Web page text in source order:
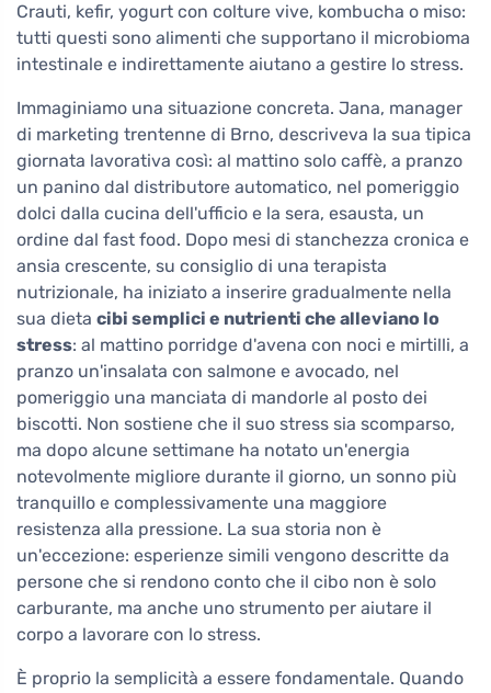
Crauti, kefir, yogurt con colture vive, kombucha o miso:
tutti questi sono alimenti che supportano il microbioma
intestinale e indirettamente aiutano a gestire lo stress.
Immaginiamo una situazione concreta. Jana, manager
di marketing trentenne di Brno, descriveva la sua tipica
giornata lavorativa così: al mattino solo caffè, a pranzo
un panino dal distributore automatico, nel pomeriggio
dolci dalla cucina dell'ufficio e la sera, esausta, un
ordine dal fast food. Dopo mesi di stanchezza cronica e
ansia crescente, su consiglio di una terapista
nutrizionale, ha iniziato a inserire gradualmente nella
sua dieta cibi semplici e nutrienti che alleviano lo
stress: al mattino porridge d'avena con noci e mirtilli, a
pranzo un'insalata con salmone e avocado, nel
pomeriggio una manciata di mandorle al posto dei
biscotti. Non sostiene che il suo stress sia scomparso,
ma dopo alcune settimane ha notato un'energia
notevolmente migliore durante il giorno, un sonno più
tranquillo e complessivamente una maggiore
resistenza alla pressione. La sua storia non è
un'eccezione: esperienze simili vengono descritte da
persone che si rendono conto che il cibo non è solo
carburante, ma anche uno strumento per aiutare il
corpo a lavorare con lo stress.
È proprio la semplicità a essere fondamentale. Quando